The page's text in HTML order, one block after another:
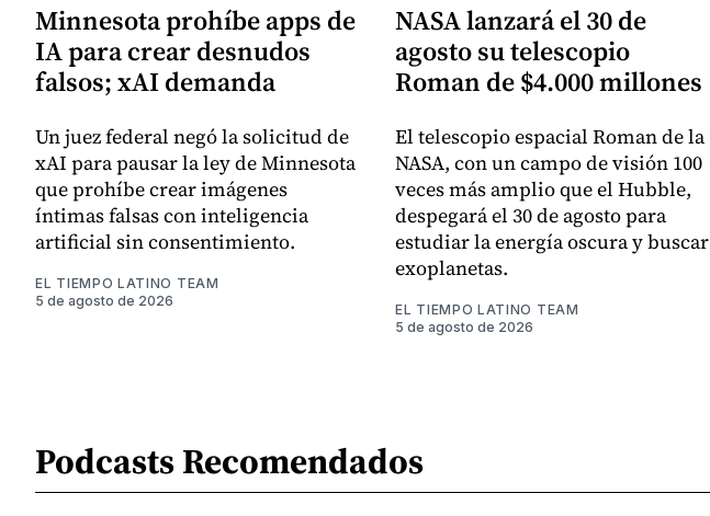
Minnesota prohíbe apps de
IA para crear desnudos
falsos; xAI demanda
Un juez federal negó la solicitud de
xAI para pausar la ley de Minnesota
que prohíbe crear imágenes
íntimas falsas con inteligencia
artificial sin consentimiento.
EL TIEMPO LATINO TEAM
5 de agosto de 2026
NASA lanzará el 30 de
agosto su telescopio
Roman de $4.000 millones
El telescopio espacial Roman de la
NASA, con un campo de visión 100
veces más amplio que el Hubble,
despegará el 30 de agosto para
estudiar la energía oscura y buscar
exoplanetas.
EL TIEMPO LATINO TEAM
5 de agosto de 2026
Podcasts Recomendados